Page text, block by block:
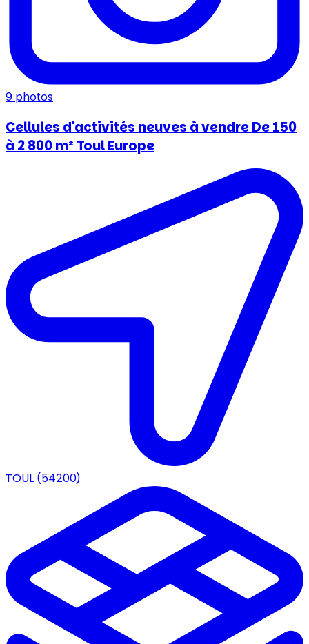
9 photos
Cellules d'activités neuves à vendre De 150
à 2 800 m² Toul Europe
TOUL (54200)